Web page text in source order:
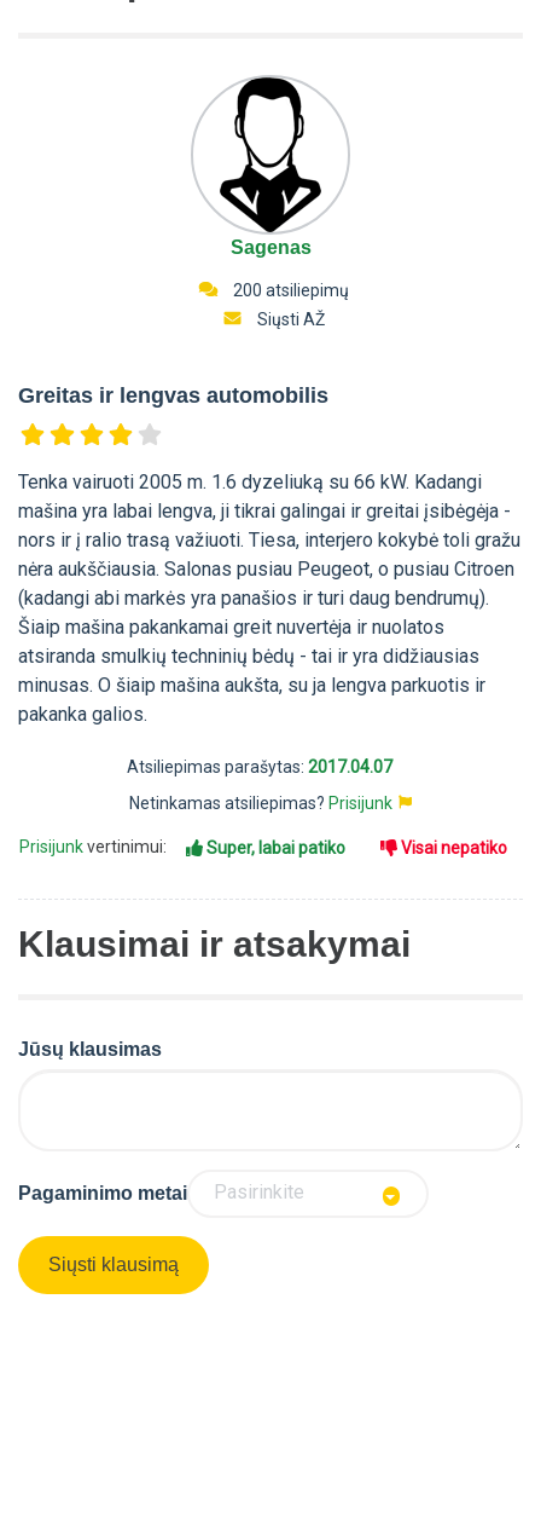
Sagenas
200 atsiliepimų
Siųsti AŽ
Greitas ir lengvas automobilis
Tenka vairuoti 2005 m. 1.6 dyzeliuką su 66 kW. Kadangi
mašina yra labai lengva, ji tikrai galingai ir greitai įsibėgėja -
nors ir į ralio trasą važiuoti. Tiesa, interjero kokybė toli gražu
nėra aukščiausia. Salonas pusiau Peugeot, o pusiau Citroen
(kadangi abi markės yra panašios ir turi daug bendrumų).
Šiaip mašina pakankamai greit nuvertėja ir nuolatos
atsiranda smulkių techninių bėdų - tai ir yra didžiausias
minusas. O šiaip mašina aukšta, su ja lengva parkuotis ir
pakanka galios.
Atsiliepimas parašytas: 2017.04.07
Netinkamas atsiliepimas? Prisijunk
Prisijunkvertinimui: Super, labai patiko Visai nepatiko
Klausimai ir atsakymai
Jūsų klausimas
Pagaminimo metai Pasirinkite